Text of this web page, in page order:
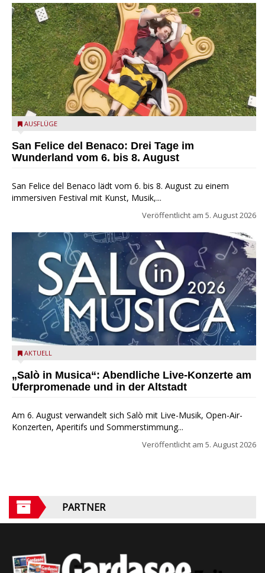
San Felice del Benaco: Drei Tage im Wunderland
AUSFLÜGE
San Felice del Benaco: Drei Tage im
Wunderland vom 6. bis 8. August
San Felice del Benaco lädt vom 6. bis 8. August zu einem
immersiven Festival mit Kunst, Musik,...
Veröffentlicht am 5. August 2026
Salò in Musica 2026
AKTUELL
„Salò in Musica“: Abendliche Live-Konzerte am
Uferpromenade und in der Altstadt
Am 6. August verwandelt sich Salò mit Live-Musik, Open-Air-
Konzerten, Aperitifs und Sommerstimmung...
Veröffentlicht am 5. August 2026
PARTNER